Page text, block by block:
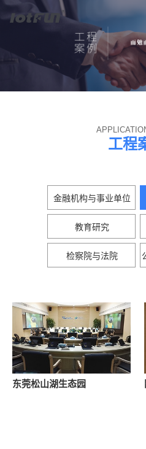
工程
金融机构与事业单位
教育研究
检察院与法院
东莞松山湖生态园